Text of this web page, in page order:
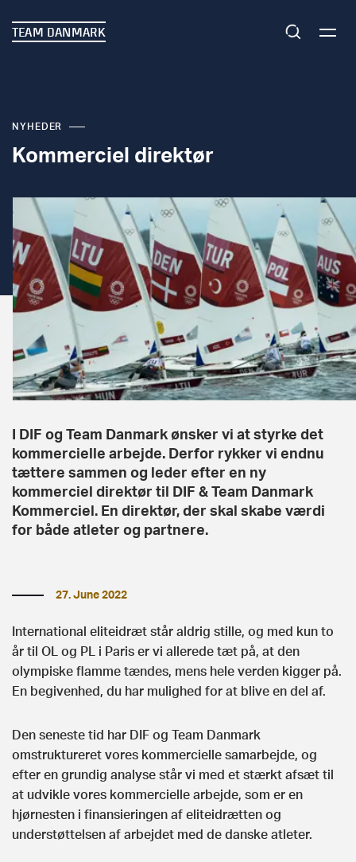
TEAM DANMARK
NYHEDER
Kommerciel direktør
I DIF og Team Danmark ønsker vi at styrke det
kommercielle arbejde. Derfor rykker vi endnu
tættere sammen og leder efter en ny
kommerciel direktør til DIF & Team Danmark
Kommerciel. En direktør, der skal skabe værdi
for både atleter og partnere.
27. June 2022
International eliteidræt står aldrig stille, og med kun to
år til OL og PL i Paris er vi allerede tæt på, at den
olympiske flamme tændes, mens hele verden kigger på.
En begivenhed, du har mulighed for at blive en del af.
Den seneste tid har DIF og Team Danmark
omstruktureret vores kommercielle samarbejde, og
efter en grundig analyse står vi med et stærkt afsæt til
at udvikle vores kommercielle arbejde, som er en
hjørnesten i finansieringen af eliteidrætten og
understøttelsen af arbejdet med de danske atleter.